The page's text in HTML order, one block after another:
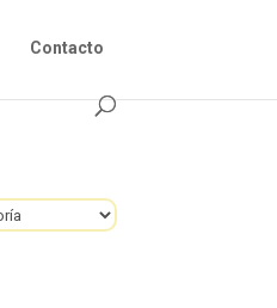
Contacto